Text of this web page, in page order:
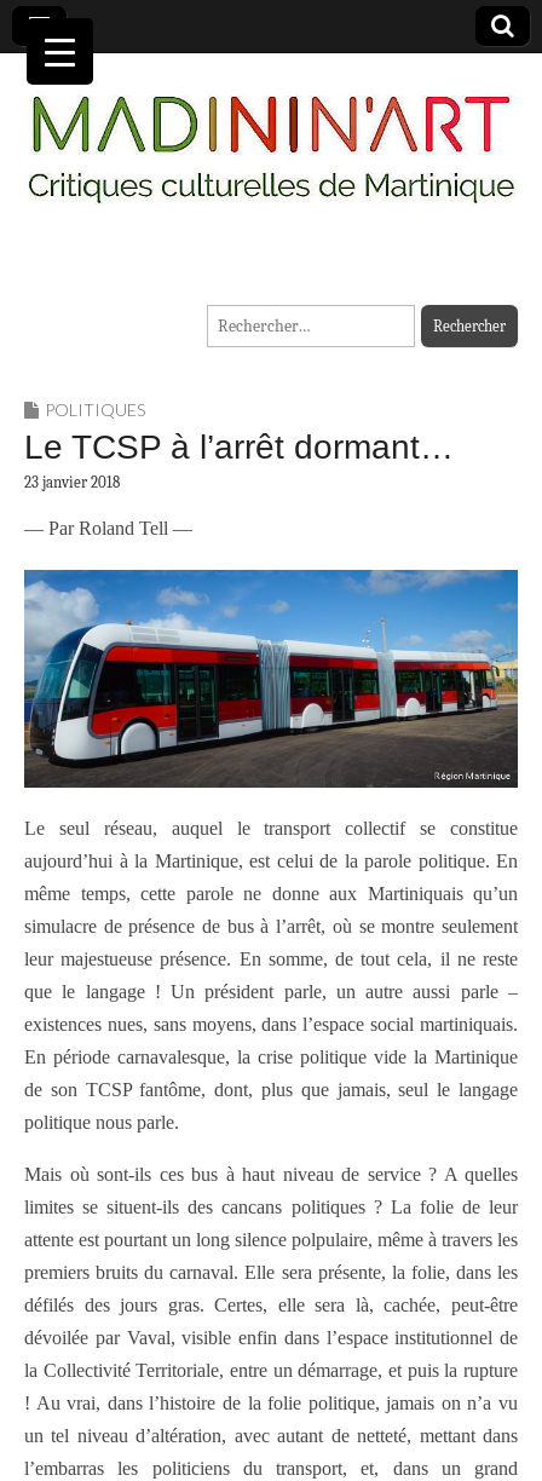
MADININ'ART
Rechercher :
POLITIQUES
Le TCSP à l’arrêt dormant…
23 janvier 2018
— Par Roland Tell —
Le seul réseau, auquel le transport collectif se constitue
aujourd’hui à la Martinique, est celui de la parole politique. En
même temps, cette parole ne donne aux Martiniquais qu’un
simulacre de présence de bus à l’arrêt, où se montre seulement
leur majestueuse présence. En somme, de tout cela, il ne reste
que le langage ! Un président parle, un autre aussi parle –
existences nues, sans moyens, dans l’espace social martiniquais.
En période carnavalesque, la crise politique vide la Martinique
de son TCSP fantôme, dont, plus que jamais, seul le langage
politique nous parle.
Mais où sont-ils ces bus à haut niveau de service ? A quelles
limites se situent-ils des cancans politiques ? La folie de leur
attente est pourtant un long silence polpulaire, même à travers les
premiers bruits du carnaval. Elle sera présente, la folie, dans les
défilés des jours gras. Certes, elle sera là, cachée, peut-être
dévoilée par Vaval, visible enfin dans l’espace institutionnel de
la Collectivité Territoriale, entre un démarrage, et puis la rupture
! Au vrai, dans l’histoire de la folie politique, jamais on n’a vu
un tel niveau d’altération, avec autant de netteté, mettant dans
l’embarras les politiciens du transport, et, dans un grand